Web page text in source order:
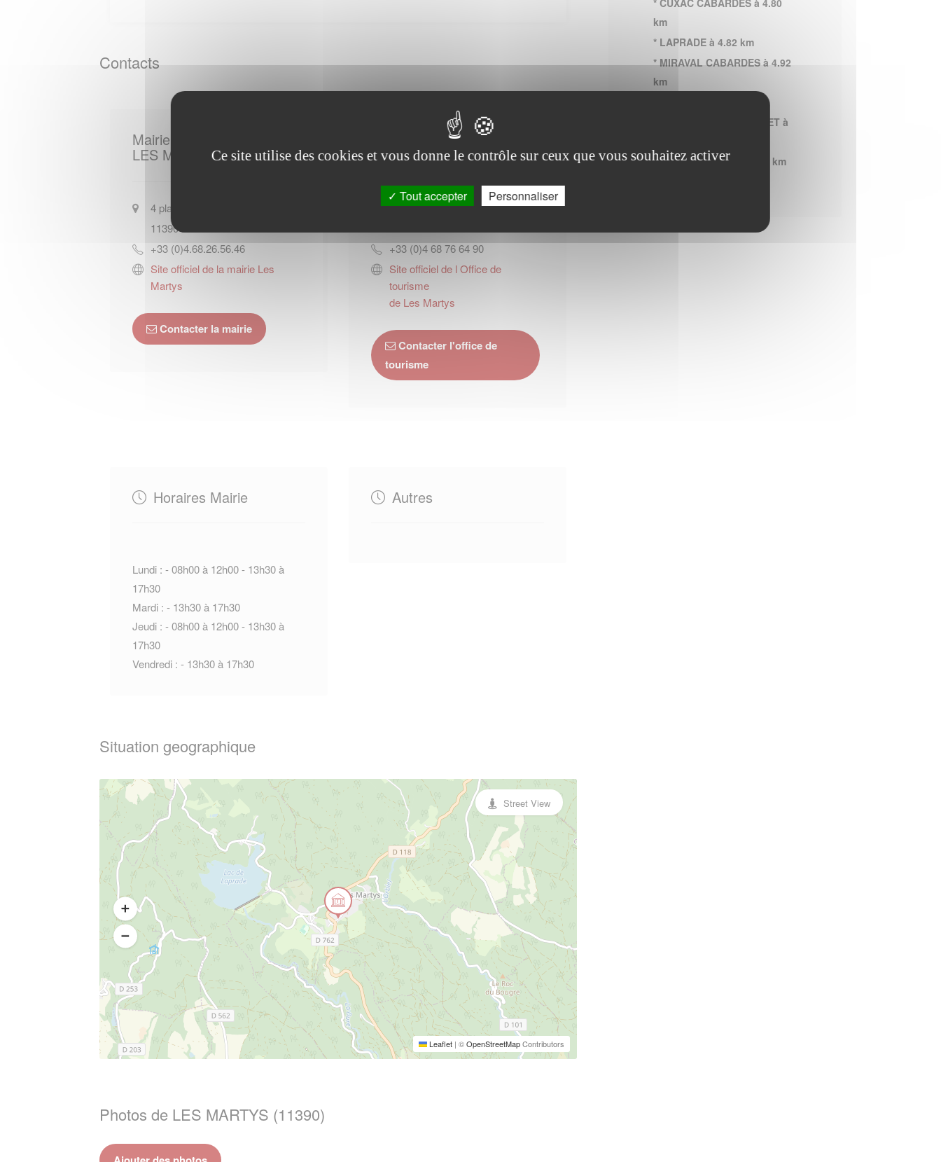
Contacts
Mairie de
LES MARTYS
4 place de la Mairie
11390
+33 (0)4.68.26.56.46
Site officiel de la mairie Les
Martys
Contacter la mairie
Office de tourisme de
Les Martys
19, place de la mairie
+33 (0)4 68 76 64 90
Site officiel de l Office de
tourisme
de Les Martys
Contacter l'office de
tourisme
Horaires Mairie
Lundi : - 08h00 à 12h00 - 13h30 à
17h30
Mardi : - 13h30 à 17h30
Jeudi : - 08h00 à 12h00 - 13h30 à
17h30
Vendredi : - 13h30 à 17h30
Autres
Situation geographique
Leaflet | ©OpenStreetMapContributors
Street View
Photos de LES MARTYS (11390)
* CUXAC CABARDES à 4.80
km
* LAPRADE à 4.82 km
* MIRAVAL CABARDES à 4.92
km
* BROUSSES ET VILLARET à
* MAS CABARDES à 6.78 km
Ce site utilise des cookies et vous donne le contrôle sur ceux que vous souhaitez activer
Tout accepter Personnaliser